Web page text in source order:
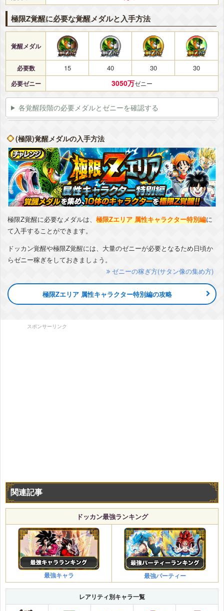
極限Z覚醒に必要な覚醒メダルと入手方法
覚醒メダル
必要数 15 40 30 30
必要ゼニー 3050万ゼニー
各覚醒段階の必要メダルとゼニーを確認する
(極限)覚醒メダルの入手方法
極限Z覚醒に必要なメダルは、 極限Zエリア 属性キャラクター特別編に
て入手することができます。
ドッカン覚醒や極限Z覚醒には、大量のゼニーが必要となるため日頃か
らゼニー稼ぎをしておきましょう。
ゼニーの稼ぎ方(サタン像の集め方)
極限Zエリア 属性キャラクター特別編の攻略
スポンサーリンク
関連記事
ドッカン最強ランキング
最強キャラ 最強パーティー
レアリティ別キャラ一覧